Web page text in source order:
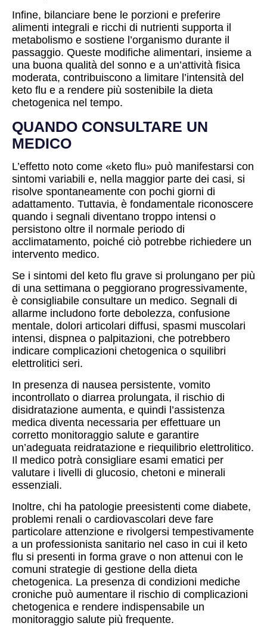
Infine, bilanciare bene le porzioni e preferire
alimenti integrali e ricchi di nutrienti supporta il
metabolismo e sostiene l’organismo durante il
passaggio. Queste modifiche alimentari, insieme a
una buona qualità del sonno e a un’attività fisica
moderata, contribuiscono a limitare l’intensità del
keto flu e a rendere più sostenibile la dieta
chetogenica nel tempo.
QUANDO CONSULTARE UN
MEDICO
L’effetto noto come «keto flu» può manifestarsi con
sintomi variabili e, nella maggior parte dei casi, si
risolve spontaneamente con pochi giorni di
adattamento. Tuttavia, è fondamentale riconoscere
quando i segnali diventano troppo intensi o
persistono oltre il normale periodo di
acclimatamento, poiché ciò potrebbe richiedere un
intervento medico.
Se i sintomi del keto flu grave si prolungano per più
di una settimana o peggiorano progressivamente,
è consigliabile consultare un medico. Segnali di
allarme includono forte debolezza, confusione
mentale, dolori articolari diffusi, spasmi muscolari
intensi, dispnea o palpitazioni, che potrebbero
indicare complicazioni chetogenica o squilibri
elettrolitici seri.
In presenza di nausea persistente, vomito
incontrollato o diarrea prolungata, il rischio di
disidratazione aumenta, e quindi l’assistenza
medica diventa necessaria per effettuare un
corretto monitoraggio salute e garantire
un’adeguata reidratazione e riequilibrio elettrolitico.
Il medico potrà consigliare esami ematici per
valutare i livelli di glucosio, chetoni e minerali
essenziali.
Inoltre, chi ha patologie preesistenti come diabete,
problemi renali o cardiovascolari deve fare
particolare attenzione e rivolgersi tempestivamente
a un professionista sanitario nel caso in cui il keto
flu si presenti in forma grave o non attenui con le
comuni strategie di gestione della dieta
chetogenica. La presenza di condizioni mediche
croniche può aumentare il rischio di complicazioni
chetogenica e rendere indispensabile un
monitoraggio salute più frequente.